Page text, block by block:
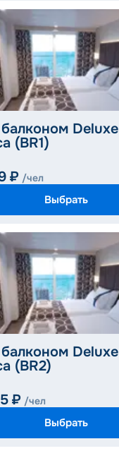
Deluxe
(BR1)
₽ /чел
Выбрать
Deluxe
(BR2)
₽ /чел
Выбрать